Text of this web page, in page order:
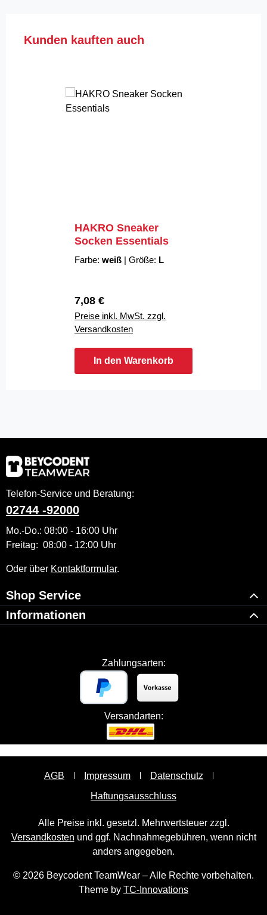
Produktgalerie überspringen
Kunden kauften auch
HAKRO Sneaker
Socken Essentials
Farbe: weiß | Größe: L
Regulärer Preis:
7,08 €
Preise inkl. MwSt. zzgl.
Versandkosten
In den Warenkorb
Telefon-Service und Beratung:
02744 -92000
Mo.-Do.: 08:00 - 16:00 Uhr
Freitag: 08:00 - 12:00 Uhr
Oder über Kontaktformular.
Shop Service
Informationen
Zahlungsarten:
Versandarten:
AGB Impressum
Datenschutz
Haftungsausschluss
Alle Preise inkl. gesetzl. Mehrwertsteuer zzgl.
Versandkosten und ggf. Nachnahmegebühren, wenn nicht
anders angegeben.
© 2026 Beycodent TeamWear – Alle Rechte vorbehalten.
Theme by TC-Innovations